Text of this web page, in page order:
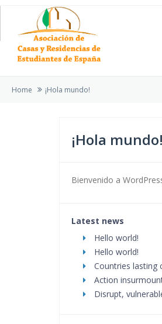
Home ¡Hola mundo!
¡Hola mundo!
Bienvenido a
Latest news
Hello world!
Hello world!
Countries lasting
Action
Disrupt,